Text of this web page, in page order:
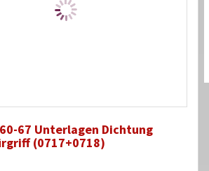
67 Unterlagen Dichtung
(0717+0718)